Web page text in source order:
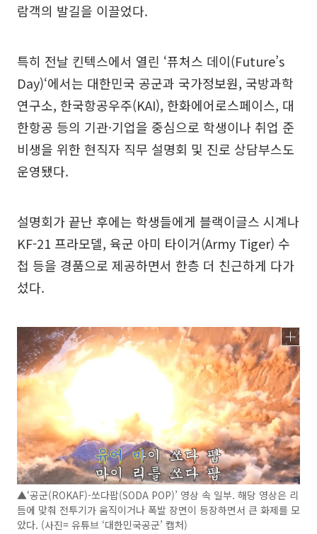
람객의 발길을 이끌었다.
특히 전날 킨텍스에서 열린 ‘퓨처스 데이(Future’s
Day)‘에서는 대한민국 공군과 국가정보원, 국방과학
연구소, 한국항공우주(KAI), 한화에어로스페이스, 대
한항공 등의 기관·기업을 중심으로 학생이나 취업 준
비생을 위한 현직자 직무 설명회 및 진로 상담부스도
운영됐다.
설명회가 끝난 후에는 학생들에게 블랙이글스 시계나
KF-21 프라모델, 육군 아미 타이거(Army Tiger) 수
첩 등을 경품으로 제공하면서 한층 더 친근하게 다가
섰다.
▲‘공군(ROKAF)-쏘다팝(SODA POP)’ 영상 속 일부. 해당 영상은 리
듬에 맞춰 전투기가 움직이거나 폭발 장면이 등장하면서 큰 화제를 모
았다. (사진= 유튜브 ‘대한민국공군’ 캡처)